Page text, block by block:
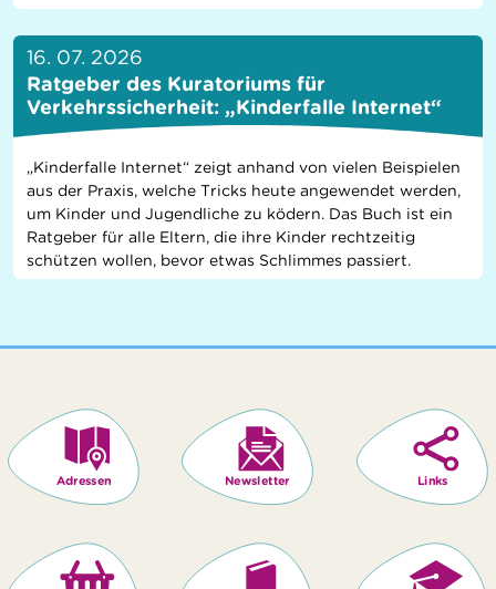
16. 07. 2026
Ratgeber des Kuratoriums für
Verkehrssicherheit: „Kinderfalle Internet“
„Kinderfalle Internet“ zeigt anhand von vielen Beispielen
aus der Praxis, welche Tricks heute angewendet werden,
um Kinder und Jugendliche zu ködern. Das Buch ist ein
Ratgeber für alle Eltern, die ihre Kinder rechtzeitig
schützen wollen, bevor etwas Schlimmes passiert.
Adressen Newsletter Links